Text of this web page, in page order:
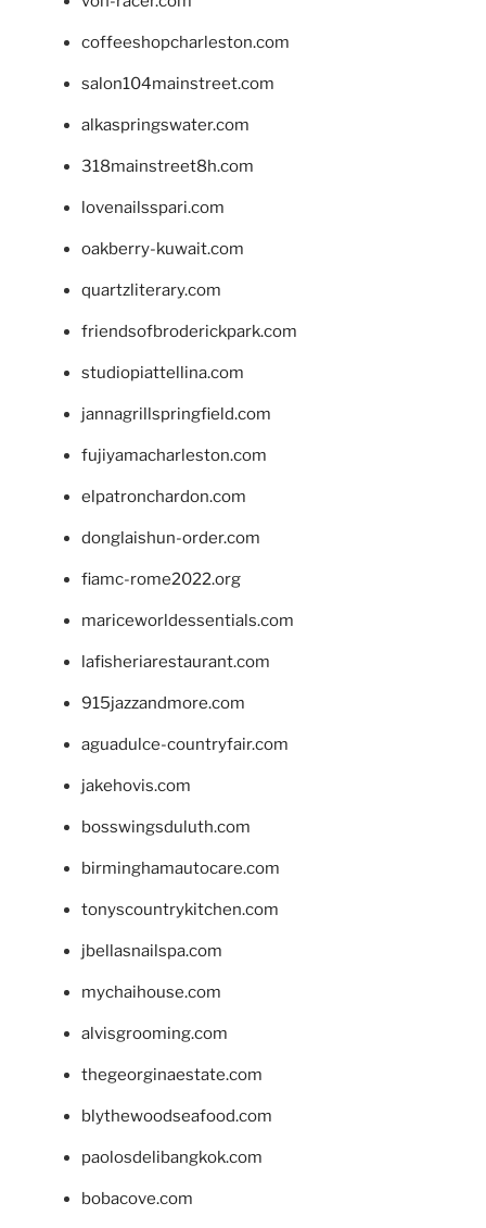
coffeeshopcharleston.com
salon104mainstreet.com
alkaspringswater.com
318mainstreet8h.com
lovenailsspari.com
oakberry-kuwait.com
quartzliterary.com
friendsofbroderickpark.com
studiopiattellina.com
jannagrillspringfield.com
fujiyamacharleston.com
elpatronchardon.com
donglaishun-order.com
fiamc-rome2022.org
mariceworldessentials.com
lafisheriarestaurant.com
915jazzandmore.com
aguadulce-countryfair.com
jakehovis.com
bosswingsduluth.com
birminghamautocare.com
tonyscountrykitchen.com
jbellasnailspa.com
mychaihouse.com
alvisgrooming.com
thegeorginaestate.com
blythewoodseafood.com
paolosdelibangkok.com
bobacove.com